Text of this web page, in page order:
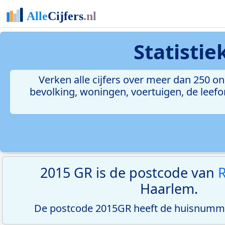
Verken alle cijfers over meer dan 250
bevolking, woningen, voertuigen, de
2015 GR is de postcode van
Haarlem.
De postcode 2015GR heeft de